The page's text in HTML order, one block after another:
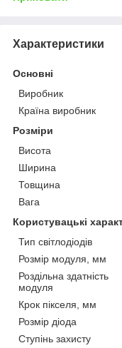
Характеристики
Основні
Виробник
Країна виробник
Розміри
Висота
Ширина
Товщина
Вага
Користувацькі
Тип світлодіодів
Розмір модуля, мм
Роздільна здатність
модуля
Крок пікселя, мм
Розмір діода
Ступінь захисту